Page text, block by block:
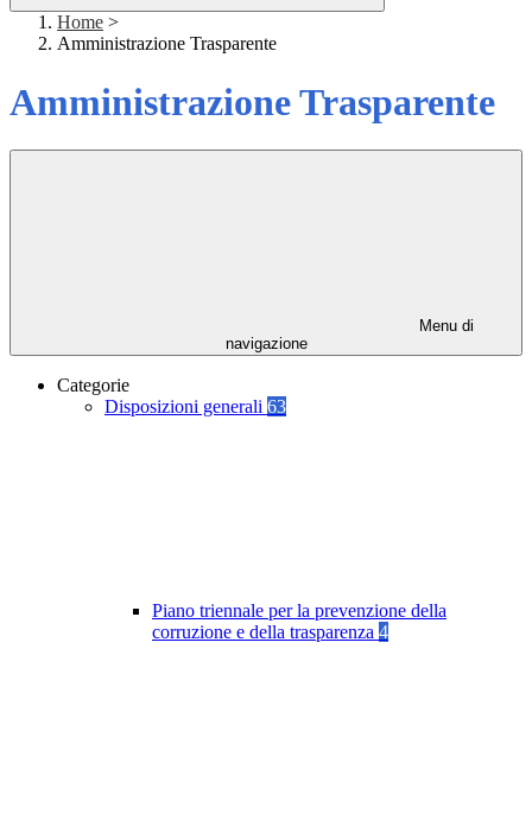
Home >
Amministrazione Trasparente
Amministrazione Trasparente
Menu di
navigazione
Categorie
Disposizioni generali 63
Piano triennale per la prevenzione della
corruzione e della trasparenza 4